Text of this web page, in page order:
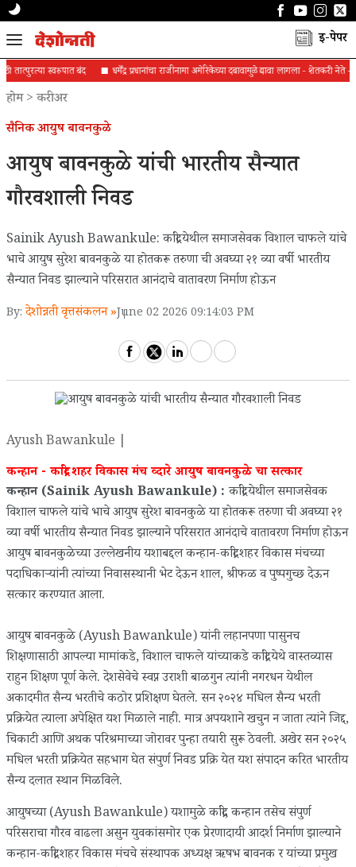
ई-पेपर
तात्पुरत्या स्वरुपात बंद धर्मेंद्र प्रधानांचा राजीनामा अमेरिकेच्या दबावामुळे द्यावा लागला - शेतकरी नेते -
होम> करीअर
सैनिक आयुष बावनकुळे
आयुष बावनकुळे यांची भारतीय सैन्यात
गौरवशाली निवड
Sainik Ayush Bawankule: कांद्री येथील समाजसेवक विशाल चाफले यांचे
भाचे आयुष सुरेश बावनकुळे या होतकरू तरुणा ची अवघ्या २१ व्या वर्षी भारतीय
सैन्यात निवड झाल्याने परिसरात आनंदाचे वातावरण निर्माण होऊन
By: देशोन्नती वृत्तसंकलन »June 02 2026 09:14:03 PM
Ayush Bawankule |
कन्हान - कांद्री शहर विकास मंच व्दारे आयुष बावनकुळे चा सत्कार
कन्हान (Sainik Ayush Bawankule) :कांद्री येथील समाजसेवक
विशाल चाफले यांचे भाचे आयुष सुरेश बावनकुळे या होतकरू तरुणा ची अवघ्या २१
व्या वर्षी भारतीय सैन्यात निवड झाल्याने परिसरात आनंदाचे वातावरण निर्माण होऊन
आयुष बावनकुळेच्या उल्लेखनीय यशाबद्दल कन्हान-कांद्री शहर विकास मंचच्या
पदाधिकाऱ्यांनी त्यांच्या निवासस्थानी भेट देऊन शाल, श्रीफळ व पुष्पगुच्छ देऊन
सत्कार करण्यात आला.
आयुष बावनकुळे (Ayush Bawankule) यांनी लहानपणा पासुनच
शिक्षणासाठी आपल्या मामांकडे, विशाल चाफले यांच्याकडे कांद्री येथे वास्तव्यास
राहुन शिक्षण पूर्ण केले. देशसेवेचे स्वप्न उराशी बाळगुन त्यांनी नगरधन येथील
अकादमीत सैन्य भरतीचे कठोर प्रशिक्षण घेतले. सन २०२४ मधिल सैन्य भरती
प्रक्रियेत त्याला अपेक्षित यश मिळाले नाही. मात्र अपयशाने खचुन न जाता त्यांने जिद्द,
चिकाटी आणि अथक परिश्रमाच्या जोरावर पुन्हा तयारी सुरू ठेवली. अखेर सन २०२५
मधिल भरती प्रक्रियेत सहभाग घेत संपुर्ण निवड प्रक्रि येत यश संपादन करित भारतीय
सैन्य दलात स्थान मिळविले.
आयुषच्या (Ayush Bawankule) यशामुळे कांद्री, कन्हान तसेच संपुर्ण
परिसराचा गौरव वाढला असुन युवकांसमोर एक प्रेरणादायी आदर्श निर्माण झाल्याने
कन्हान-कांद्री शहर विकास मंचचे संस्थापक अध्यक्ष ऋषभ बावनक र यांच्या प्रमुख